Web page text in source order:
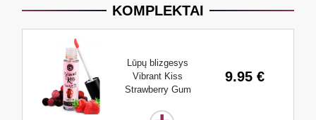
KOMPLEKTAI
Lūpų blizgesys
Vibrant Kiss
Strawberry Gum
9.95 €